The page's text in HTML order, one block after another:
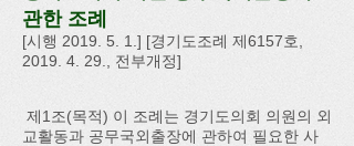
관한 조례
[시행 2019. 5. 1.] [경기도조례 제6157호,
2019. 4. 29 ., 전부개정]
제1조(목적) 이 조례는 경기도의회 의원의 외
교활동과 공무국외출장에 관하여 필요한 사